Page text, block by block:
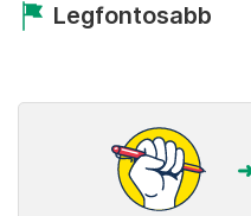
Legfontosabb